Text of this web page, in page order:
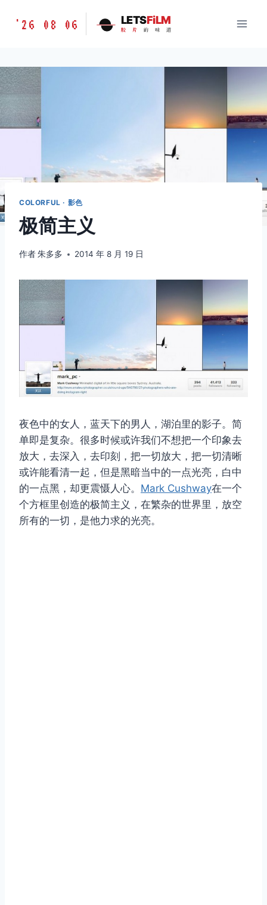
胶
味
道
LETSFILM
'26 08 06 LETSFiLM
胶 片 的 味 道
COLORFUL · 影色
极简主义
作者朱多多 2014 年 8 月 19 日
夜色中的女人，蓝天下的男人，湖泊里的影子。简
单即是复杂。很多时候或许我们不想把一个印象去
放大，去深入，去印刻，把一切放大，把一切清晰
或许能看清一起，但是黑暗当中的一点光亮，白中
的一点黑，却更震慑人心。 Mark Cushway在一个
个方框里创造的极简主义，在繁杂的世界里，放空
所有的一切，是他力求的光亮。